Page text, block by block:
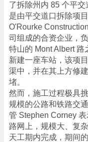
了拆除州内 85 个平交
是由平交道口拆除项
O'Rourke Construction
司组成的合资企业，
特山的 Mont Albert 路
新建一座车站，该项
渠中，并在其上方修
堵。
然而，施工过程极具
规模的公路和铁路交通
管 Stephen Corney 表
路网上，规模大、复
天工期内完成，期间